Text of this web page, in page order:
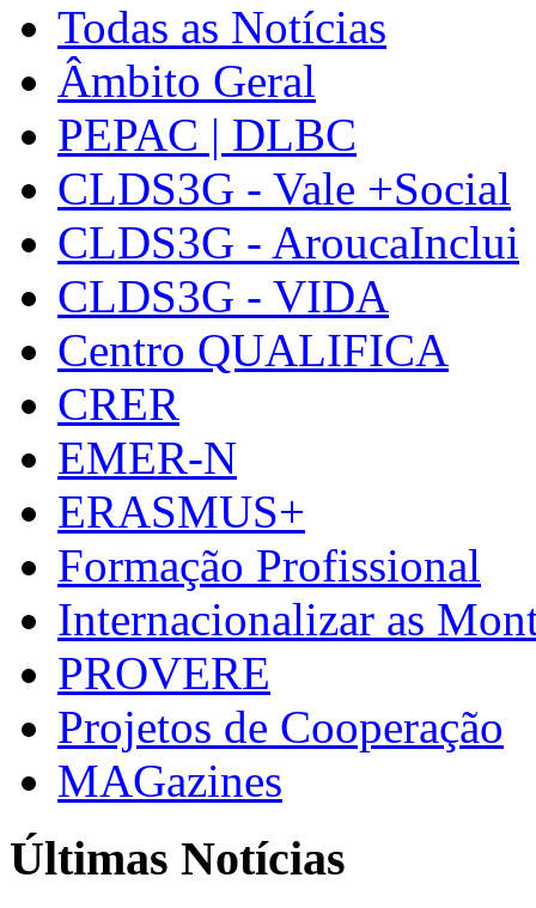
Todas as Notícias
Âmbito Geral
PEPAC | DLBC
CLDS3G - Vale +Social
CLDS3G - AroucaInclui
CLDS3G - VIDA
Centro QUALIFICA
CRER
EMER-N
ERASMUS+
Formação Profissional
Internacionalizar as
PROVERE
Projetos de Cooperação
MAGazines
Últimas Notícias